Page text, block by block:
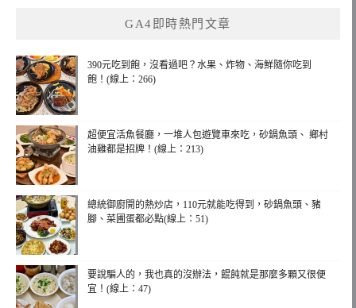
GA4即時熱門文章
390元吃到飽，沒看過吧？水果、炸物、海鮮隨你吃到
飽！(線上：266)
超便宜活魚餐廳，一堆人包遊覽車來吃，砂鍋魚頭、 鄉村
油雞都是招牌！(線上：213)
總統御廚開的熱炒店，110元就能吃得到，砂鍋魚頭、豬
腳、菜圃蛋都必點(線上：51)
要說騙人的，我也真的沒辦法，餛飩就是那麼多顆又很便
宜！(線上：47)